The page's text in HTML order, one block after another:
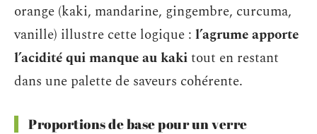
orange (kaki, mandarine, gingembre, curcuma,
vanille) illustre cette logique : l’agrume apporte
l’acidité qui manque au kakitout en restant
dans une palette de saveurs cohérente.
Proportions de base pour un verre